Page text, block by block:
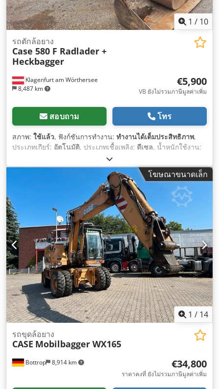
1 / 10
Klagenfurt am Wörthersee
8,487 km
รถตักล้อยาง
Case 580 F Radlader +
Heckbagger
€5,900
VB ยังไม่รวมภาษีมูลค่าเพิ่ม
สอบถาม โทร
สภาพ: ใช้แล้ว, ฟังก์ชันการทำงาน: ทำงานได้เต็มประสิทธิภาพ,
ประเภทเกียร์: อัตโนมัติ, ประเภทเชื้อเพลิง: ดีเซล, น้ำหนักใช้งาน:
, การกำหนดค่าของเพลา:
10/1977, ปีที่ผลิต:1977, อุปกรณ์:ไฮดรอลิก,
โฆษณาขนาดเล็ก
1 / 14
Bottrop 8,914 km
รถขุดล้อยาง
CASE Mobilbagger WX165
€34,800
ราคาคงที่ ยังไม่รวมภาษีมูลค่าเพิ่ม